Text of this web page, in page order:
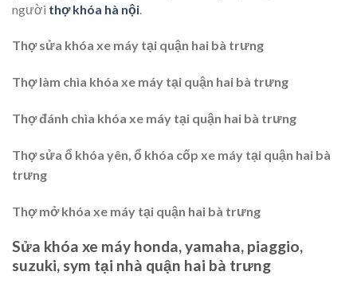
người thợ khóa hà nội
Thợ sửa khóa xe máy tại quận hai bà trưng
Thợ làm chìa khóa xe máy tại quận hai bà trưng
Thợ đánh chìa khóa xe máy tại quận hai bà trưng
Thợ sửa ổ khóa yên, ổ khóa cốp xe máy tại quận hai bà
trưng
Thợ mở khóa xe máy tại quận hai bà trưng
Sửa khóa xe máy honda, yamaha, piaggio,
suzuki, sym tại nhà quận hai bà trưng